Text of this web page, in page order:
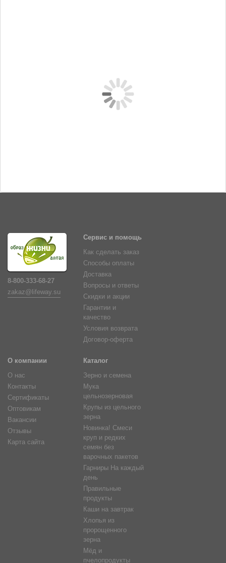
262 руб.
8-800-333-68-27
zakaz@lifeway.su
Сервис и помощь
Как сделать заказ
Способы оплаты
Доставка
Вопросы и ответы
Скидки и акции
Гарантии и
качество
Условия возврата
Договор-оферта
О компании
О нас
Контакты
Сертификаты
Оптовикам
Вакансии
Отзывы
Карта сайта
Каталог
Зерно и семена
Мука
цельнозерновая
Крупы из цельного
зерна
Новинка! Смеси
круп и редких
семян без
варочных пакетов
Гарниры На каждый
день
Правильные
продукты
Каши на завтрак
Хлопья из
пророщенного
зерна
Мёд и
пчелопродукты